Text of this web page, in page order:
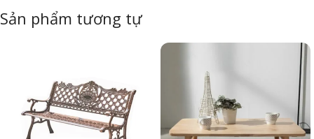
Sản phẩm tương tự